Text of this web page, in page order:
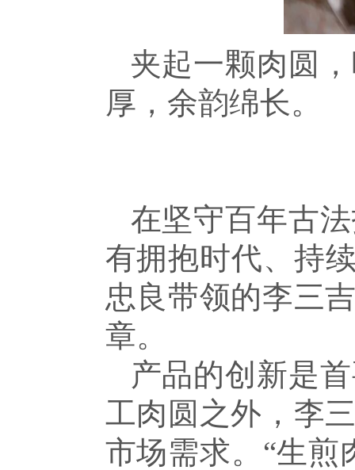
夹起一颗肉圆
厚，余韵绵长。
在坚守百年古
有拥抱时代、持
忠良带领的李三
章。
产品的创新是
工肉圆之外，李
市场需求。“生煎